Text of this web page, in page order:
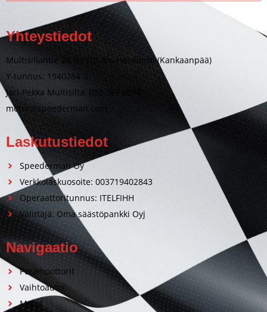
Yhteystiedot
Multisillantie 24, 38910 Ala-Honkajoki (Kankaanpää)
Y-tunnus: 1940284-3
Jari-Pekka Multisilta, 050 369 0094
motor@speederman.com
Laskutustiedot
Speederman Oy
Verkkolaskuosoite: 003719402843
Operaattoritunnus: ITELFIHH
Välittäjä: Oma säästöpankki Oyj
Navigaatio
Perämoottorit
Vaihtoautot
Motot